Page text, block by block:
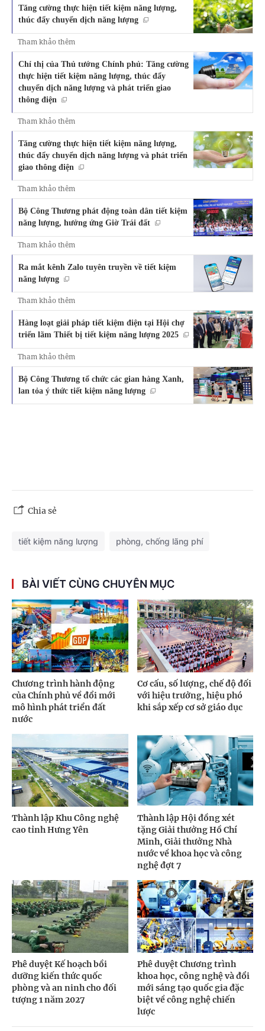
Tăng cường thực hiện tiết kiệm năng lượng,
thúc đẩy chuyển dịch năng lượng
Tham khảo thêm
Chỉ thị của Thủ tướng Chính phủ: Tăng cường
thực hiện tiết kiệm năng lượng, thúc đẩy
chuyển dịch năng lượng và phát triển giao
thông điện
Tham khảo thêm
Tăng cường thực hiện tiết kiệm năng lượng,
thúc đẩy chuyển dịch năng lượng và phát triển
giao thông điện
Tham khảo thêm
Bộ Công Thương phát động toàn dân tiết kiệm
năng lượng, hưởng ứng Giờ Trái đất
Tham khảo thêm
Ra mắt kênh Zalo tuyên truyền về tiết kiệm
năng lượng
Tham khảo thêm
Hàng loạt giải pháp tiết kiệm điện tại Hội chợ
triển lãm Thiết bị tiết kiệm năng lượng 2025
Tham khảo thêm
Bộ Công Thương tổ chức các gian hàng Xanh,
lan tỏa ý thức tiết kiệm năng lượng
Chia sẻ
tiết kiệm năng lượng phòng, chống lãng phí
BÀI VIẾT CÙNG CHUYÊN MỤC
Chương trình hành động
của Chính phủ về đổi mới
mô hình phát triển đất
nước
Cơ cấu, số lượng, chế độ đối
với hiệu trưởng, hiệu phó
khi sắp xếp cơ sở giáo dục
Thành lập Khu Công nghệ
cao tỉnh Hưng Yên
Thành lập Hội đồng xét
tặng Giải thưởng Hồ Chí
Minh, Giải thưởng Nhà
nước về khoa học và công
nghệ đợt 7
Phê duyệt Kế hoạch bồi
dưỡng kiến thức quốc
phòng và an ninh cho đối
tượng 1 năm 2027
Phê duyệt Chương trình
khoa học, công nghệ và đổi
mới sáng tạo quốc gia đặc
biệt về công nghệ chiến
lược